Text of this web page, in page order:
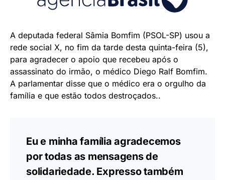
A deputada federal Sâmia Bomfim (PSOL-SP) usou a
rede social X, no fim da tarde desta quinta-feira (5),
para agradecer o apoio que recebeu após o
assassinato do irmão, o médico Diego Ralf Bomfim.
A parlamentar disse que o médico era o orgulho da
família e que estão todos destroçados..
Eu e minha família agradecemos
por todas as mensagens de
solidariedade. Expresso também